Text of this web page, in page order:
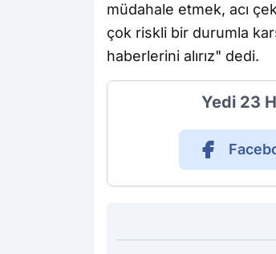
müdahale etmek, acı
çok riskli bir durumla
haberlerini alırız" dedi.
Yedi 23